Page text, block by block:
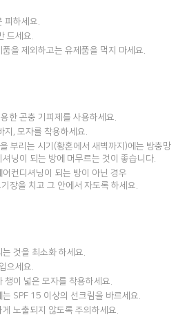
피하세요.
드세요.
을 제외하고는 유제품을 먹지 마세요.
한 곤충 기피제를 사용하세요.
지, 모자를 착용하세요.
부리는 시기(황혼에서 새벽까지)에는 방충망
닝이 되는 방에 머무르는 것이 좋습니다.
컨디셔닝이 되는 방이 아닌 경우
장을 치고 그 안에서 자도록 하세요.
것을 최소화 하세요.
으세요.
챙이 넓은 모자를 착용하세요.
SPF 15 이상의 선크림을 바르세요.
노출되지 않도록 주의하세요.